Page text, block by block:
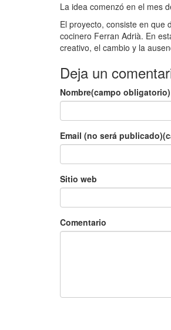
La idea comenzó en el mes
El proyecto, consiste en que
cocinero Ferran Adrià. En
creativo, el cambio y la
Deja un
Nombre(campo obligatorio)
Email (no será
Sitio web
Comentario